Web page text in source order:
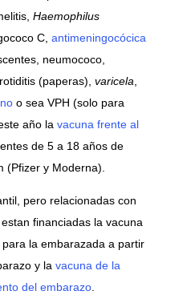
Haemophilus
C, antimeningocócica
neumococo,
(paperas), varicela
o sea VPH (solo para
año la vacuna frente al
de 5 a 18 años de
(Pfizer y Moderna).
pero relacionadas con
financiadas la vacuna
la embarazada a partir
y la vacuna de la
del embarazo.